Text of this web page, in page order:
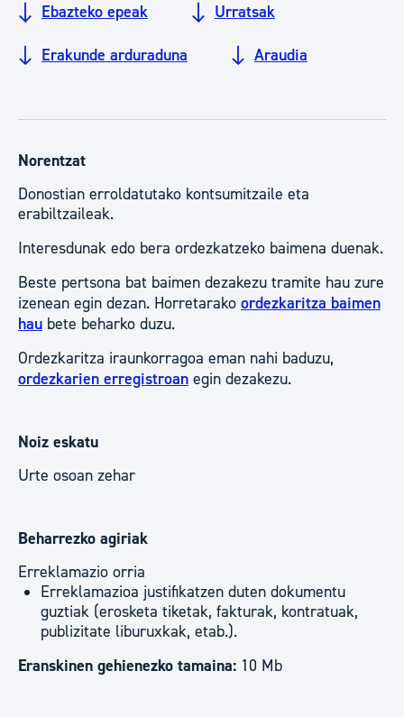
Ebazteko epeak Urratsak
Erakunde arduraduna Araudia
Norentzat
Donostian erroldatutako kontsumitzaile eta
erabiltzaileak.
Interesdunak edo bera ordezkatzeko baimena duenak.
Beste pertsona bat baimen dezakezu tramite hau zure
izenean egin dezan. Horretarako ordezkaritza baimen
hau bete beharko duzu.
Ordezkaritza iraunkorragoa eman nahi baduzu,
ordezkarien erregistroan egin dezakezu.
Noiz eskatu
Urte osoan zehar
Beharrezko agiriak
Erreklamazio orria
Erreklamazioa justifikatzen duten dokumentu
guztiak (erosketa tiketak, fakturak, kontratuak,
publizitate liburuxkak, etab.).
Eranskinen gehienezko tamaina: 10 Mb